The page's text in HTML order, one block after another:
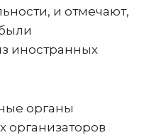
и отмечают,
иностранных
органы
организаторов